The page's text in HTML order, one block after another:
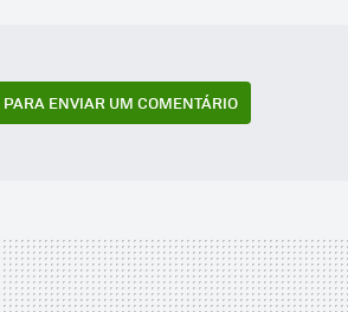
PARA ENVIAR UM COMENTÁRIO